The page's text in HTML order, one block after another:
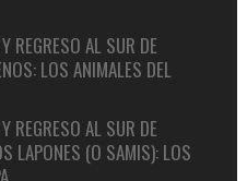
REGRESO AL SUR DE
LOS ANIMALES DEL
REGRESO AL SUR DE
LAPONES (O SAMIS): LOS